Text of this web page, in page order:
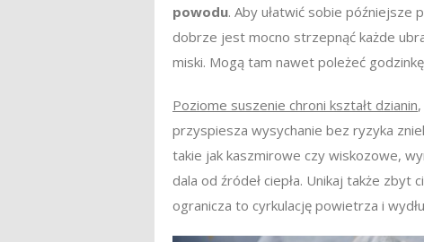
powodu. Aby ułatwić sobie późniejsze
dobrze jest mocno strzepnąć każde
miski. Mogą tam nawet poleżeć
Poziome suszenie chroni kształt dzianin
przyspiesza wysychanie bez ryzyka
takie jak kaszmirowe czy wiskozowe,
dala od źródeł ciepła. Unikaj także
ogranicza to cyrkulację powietrza i